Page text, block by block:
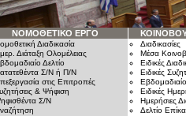
ΝΟΜΟΘΕΤΙΚΟ ΕΡΓΟ
Διαδικασία
Διάταξη Ολομέλειας
Δελτίο
Σ/Ν ή Π/Ν
στις Επιτροπές
& Ψήφιση
Σ/Ν
Διαδικασίες
Μέσα
Ειδικές
Ειδικές
Εβδομαδιαίο
Ειδικές
Ημερήσιες
Δελτίο